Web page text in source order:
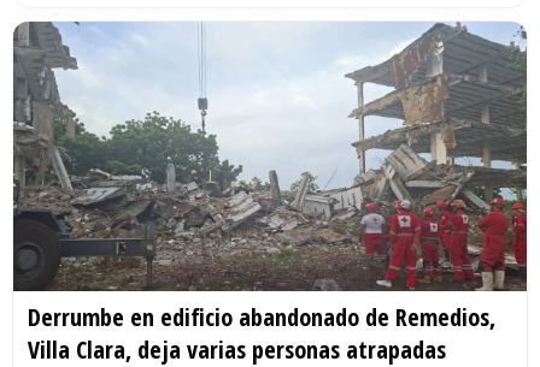
Derrumbe en edificio abandonado de Remedios,
Villa Clara, deja varias personas atrapadas